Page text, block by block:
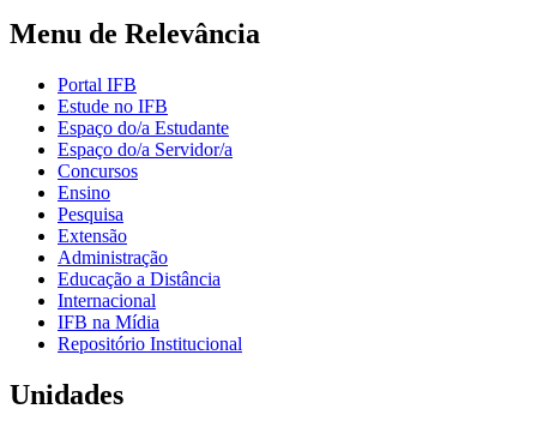
Menu de Relevância
Portal IFB
Estude no IFB
Espaço do/a Estudante
Espaço do/a Servidor/a
Concursos
Ensino
Pesquisa
Extensão
Administração
Educação a Distância
Internacional
IFB na Mídia
Repositório Institucional
Unidades